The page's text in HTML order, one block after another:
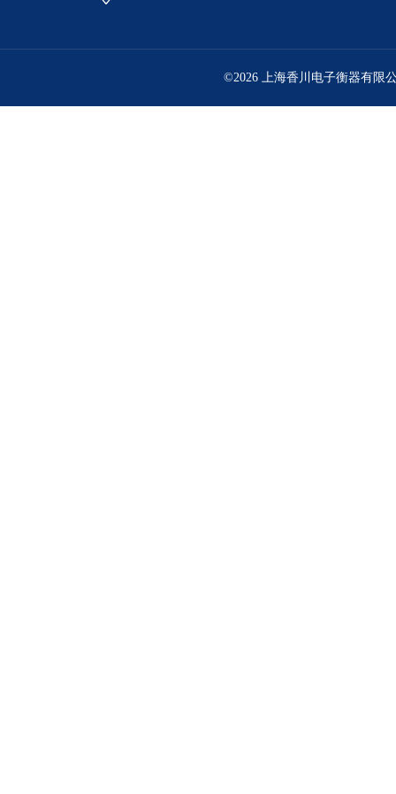
©2026 上海香川电子衡器有限